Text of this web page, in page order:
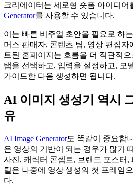
크리에이터는 세로형 숏폼 아이디어
Generator를 사용할 수 있습니다.
이는 빠른 비주얼 초안을 필요로 하
머스 판매자, 콘텐츠 팀, 영상 편집자
트된 홈페이지는 흐름을 더 직관적
탭을 선택하고, 입력을 설정하고, 모
가이드한 다음 생성하면 됩니다.
AI 이미지 생성기 역시
유
AI Image Generator도 똑같이 중요합
은 영상의 기반이 되는 경우가 많기
사진, 캐릭터 콘셉트, 브랜드 포스터,
틸은 나중에 영상 생성의 첫 프레임
다.